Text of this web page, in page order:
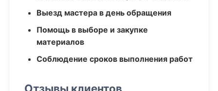
Выезд мастера в день обращения
Помощь в выборе и закупке
материалов
Соблюдение сроков выполнения работ
Отзывы клиентов